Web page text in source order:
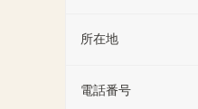
所在地
電話番号